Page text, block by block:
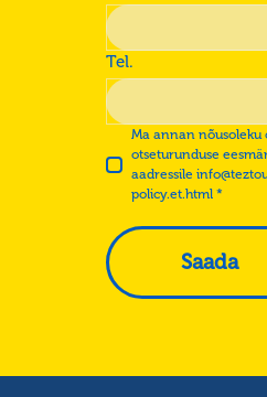
Tel.
Ma annan nõusoleku
otseturunduse
aadressile
policy.et.html *
Saada